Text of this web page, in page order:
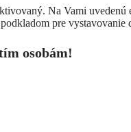
Na Vami
pre
osobám!